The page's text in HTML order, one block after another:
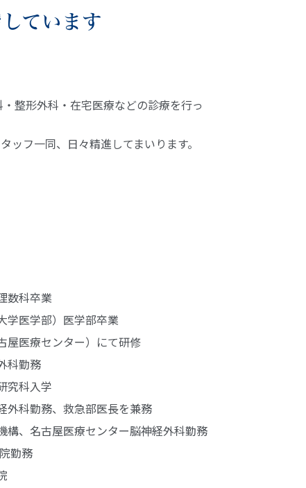
ています
整形外科・在宅医療などの診療を行っ
フ一同、日々精進してまいります。
数科卒業
学医学部）医学部卒業
屋医療センター）にて研修
科勤務
究科入学
外科勤務、救急部医長を兼務
構、名古屋医療センター脳神経外科勤務
勤務